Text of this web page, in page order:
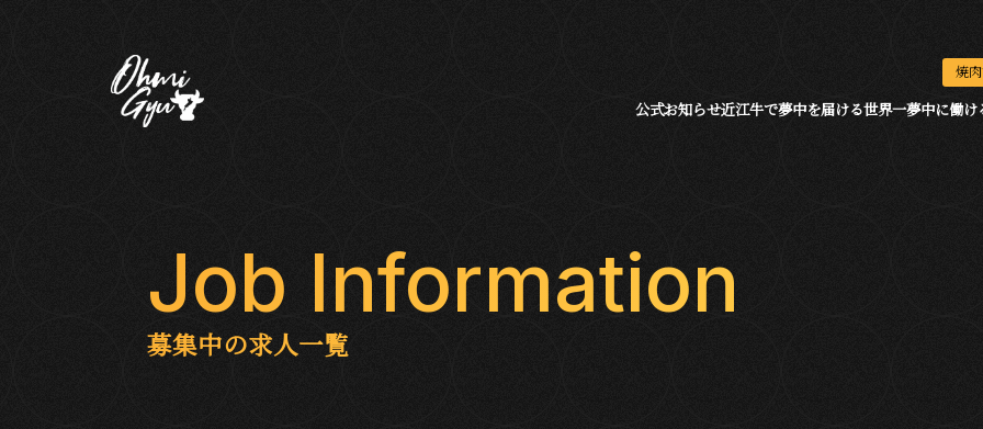
焼
公式お知らせ近江牛で夢中を届ける世界一夢中に働け
Job Information
募集中の求人一覧